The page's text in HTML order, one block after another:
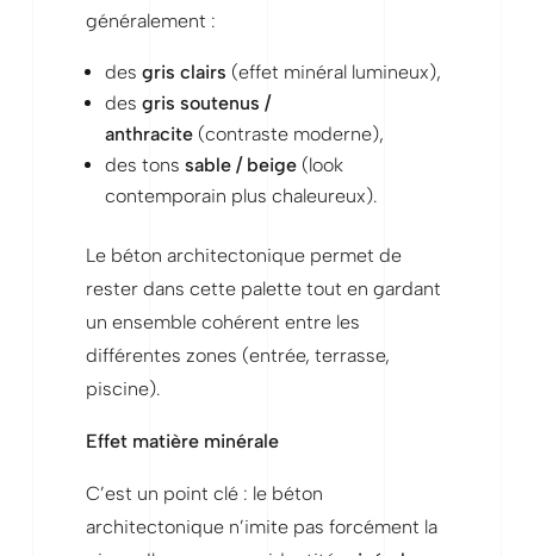
généralement :
des gris clairs (effet minéral lumineux),
des gris soutenus /
anthracite(contraste moderne),
des tons sable / beige(look
contemporain plus chaleureux).
Le béton architectonique permet de
rester dans cette palette tout en gardant
un ensemble cohérent entre les
différentes zones (entrée, terrasse,
piscine).
Effet matière minérale
C’est un point clé : le béton
architectonique n’imite pas forcément la